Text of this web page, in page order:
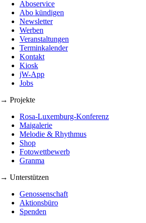
Aboservice
Abo kündigen
Newsletter
Werben
Veranstaltungen
Terminkalender
Kontakt
Kiosk
jW-App
Jobs
→ Projekte
Rosa-Luxemburg-Konferenz
Maigalerie
Melodie & Rhythmus
Shop
Fotowettbewerb
Granma
→ Unterstützen
Genossenschaft
Aktionsbüro
Spenden